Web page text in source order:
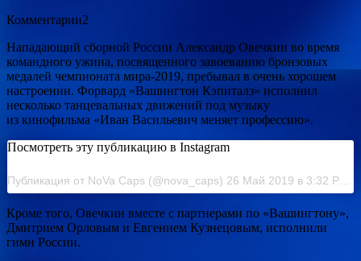
Комментарии2
Нападающий сборной России Александр Овечкин во время
командного ужина, посвященного завоеванию бронзовых
медалей чемпионата мира-2019, пребывал в очень хорошем
настроении. Форвард «Вашингтон Кэпиталз» исполнил
несколько танцевальных движений под музыку
из кинофильма «Иван Васильевич меняет профессию».
Посмотреть эту публикацию в Instagram
Кроме того, Овечкин вместе с партнерами по «Вашингтону»,
Дмитрием Орловым и Евгением Кузнецовым, исполнили
гимн России.